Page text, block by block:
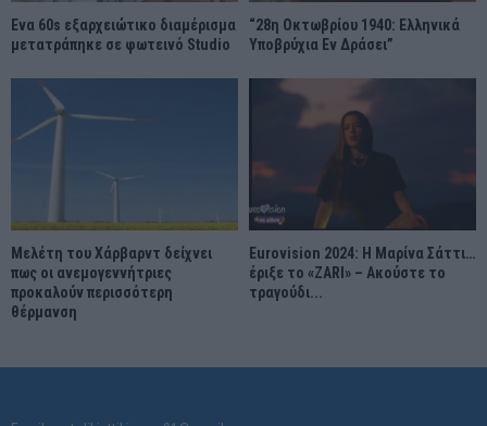
Ένα 60s εξαρχειώτικο διαμέρισμα
μετατράπηκε σε φωτεινό Studio
“28η Οκτωβρίου 1940: Ελληνικά
Υποβρύχια Εν Δράσει”
Μελέτη του Χάρβαρντ δείχνει
πως οι ανεμογεννήτριες
προκαλούν περισσότερη
θέρμανση
Eurovision 2024: Η Μαρίνα Σάττι…
έριξε το «ZARI» – Ακούστε το
τραγούδι...